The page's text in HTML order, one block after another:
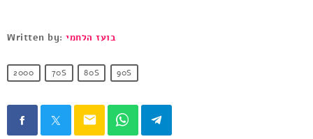
Written by:בועז הלחמי
2000 70S 80S 90S
email